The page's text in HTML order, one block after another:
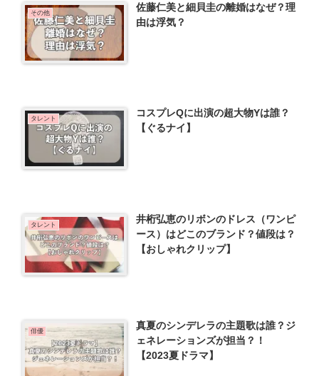
その他
佐藤仁美と細貝圭の離婚はなぜ？理
由は浮気？
タレント
コスプレQに出演の超大物Yは誰？
【ぐるナイ】
タレント
井桁弘恵のリボンのドレス（ワンピ
ース）はどこのブランド？値段は？
【おしゃれクリップ】
俳優
真夏のシンデレラの主題歌は誰？ジ
ェネレーションズが担当？！
【2023夏ドラマ】